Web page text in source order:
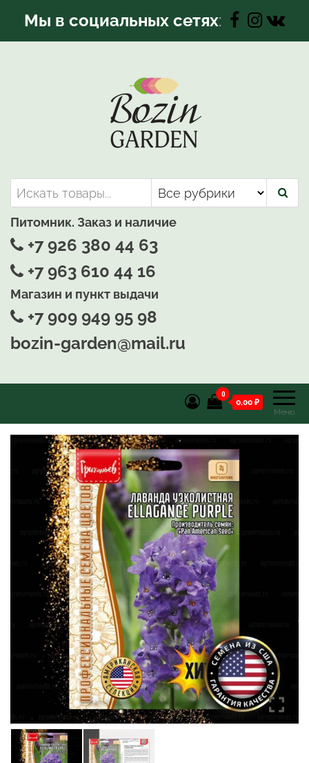
Мы в социальных сетях:
Bozin-Garden | Садовый центр
Садовый центр, Растения
для вашего сада
Питомник. Заказ и наличие
+7 926 380 44 63
+7 963 610 44 16
Магазин и пункт выдачи
+7 909 949 95 98
bozin-garden@mail.ru
Меню
0
0,00 ₽